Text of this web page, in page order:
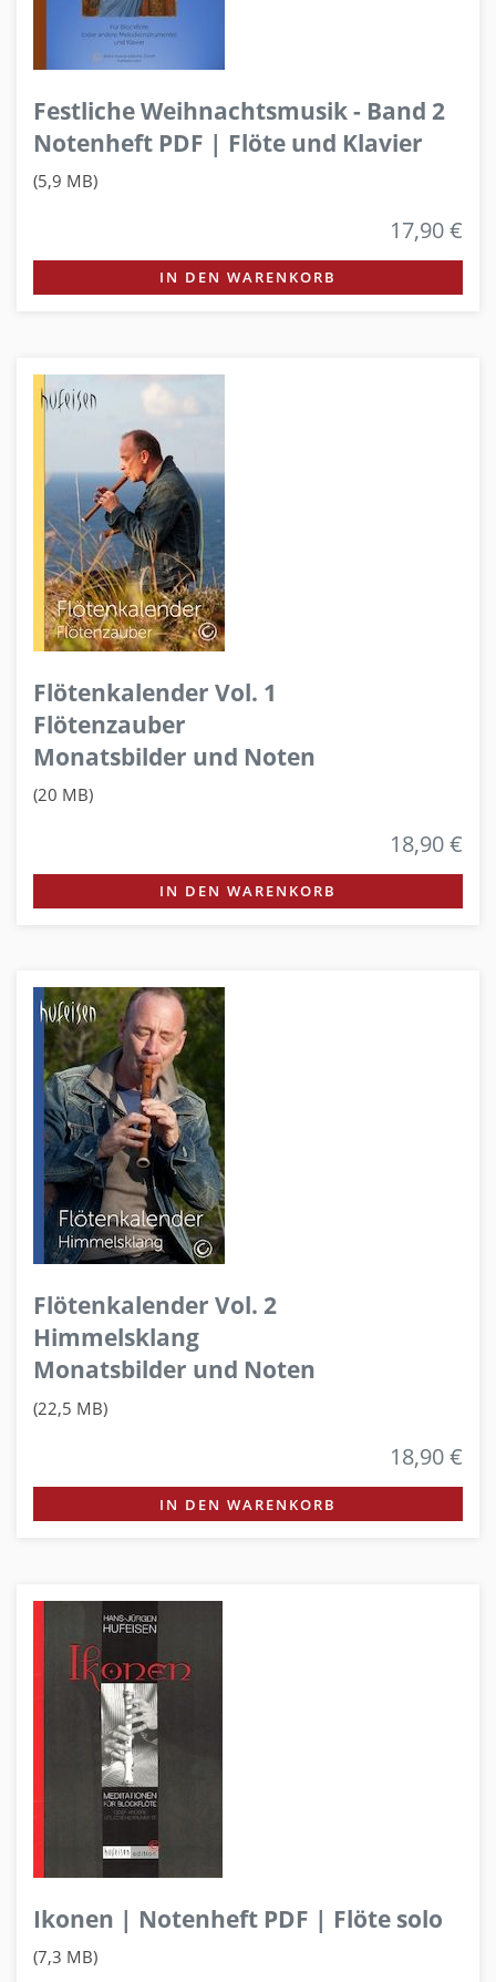
Festliche Weihnachtsmusik - Band 2
Notenheft PDF | Flöte und Klavier
(5,9 MB)
17,90 €
IN DEN WARENKORB
Flötenkalender Vol. 1
Flötenzauber
Monatsbilder und Noten
(20 MB)
18,90 €
IN DEN WARENKORB
Flötenkalender Vol. 2
Himmelsklang
Monatsbilder und Noten
(22,5 MB)
18,90 €
IN DEN WARENKORB
Ikonen | Notenheft PDF | Flöte solo
(7,3 MB)